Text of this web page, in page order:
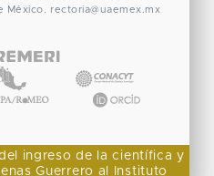
México. rectoria@uaemex.mx
ingreso de la científica y
Guerrero al Instituto